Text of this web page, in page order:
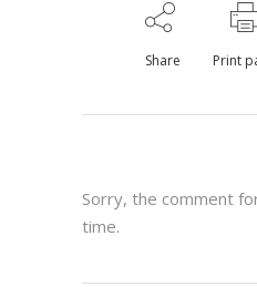
Share Print
Sorry, the comment
time.